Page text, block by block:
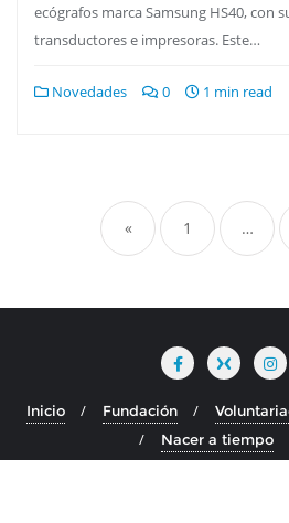
ecógrafos marca Samsung HS40, con
transductores e impresoras. Este…
Novedades 0 1 min read
« 1 …
Inicio Fundación
Nacer a tiempo